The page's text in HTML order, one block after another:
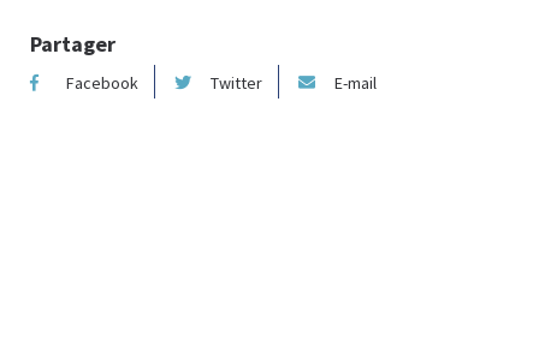
Partager
Facebook Twitter E-mail